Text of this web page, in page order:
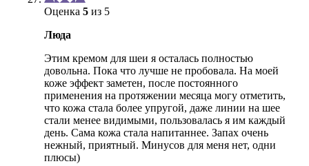
Оценка 5 из 5
Люда
Этим кремом для шеи я осталась полностью
довольна. Пока что лучше не пробовала. На моей
коже эффект заметен, после постоянного
применения на протяжении месяца могу отметить,
что кожа стала более упругой, даже линии на шее
стали менее видимыми, пользовалась я им каждый
день. Сама кожа стала напитаннее. Запах очень
нежный, приятный. Минусов для меня нет, одни
плюсы)